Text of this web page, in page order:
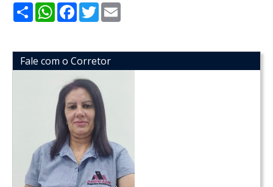
ShareWhatsApp
Facebook
Twitter
Fale com o Corretor